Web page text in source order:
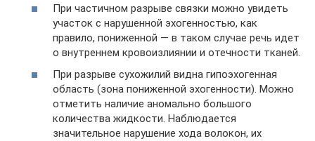
При частичном разрыве связки можно увидеть
участок с нарушенной эхогенностью, как
правило, пониженной — в таком случае речь идет
о внутреннем кровоизлиянии и отечности тканей.
При разрыве сухожилий видна гипоэхогенная
область (зона пониженной эхогенности). Можно
отметить наличие аномально большого
количества жидкости. Наблюдается
значительное нарушение хода волокон, их